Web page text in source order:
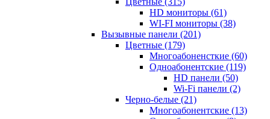
HD мониторы (61)
WI-FI мониторы (38)
Вызывные панели (201)
Цветные (179)
Многоабоненсткие (60)
Одноабонентские (119)
HD панели (50)
Wi-Fi панели (2)
Черно-белые (21)
Многоабонентские (13)